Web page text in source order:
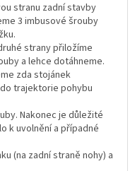
stranu zadní stavby
3 imbusové šrouby
strany přiložíme
a lehce dotáhneme.
zda stojánek
trajektorie pohybu
Nakonec je důležité
k uvolnění a případné
(na zadní straně nohy) a